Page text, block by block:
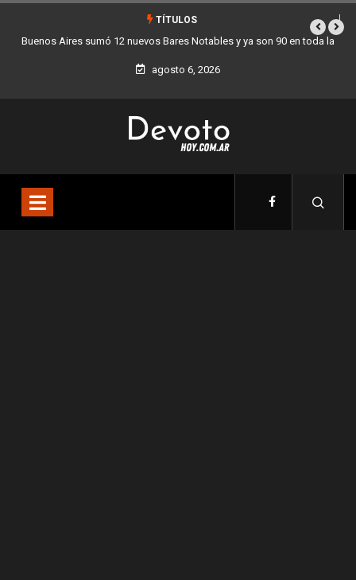
TÍTULOS
y ya son 90 en toda la Los stands móviles de la Ciudad llegan esta
agosto 6, 2026